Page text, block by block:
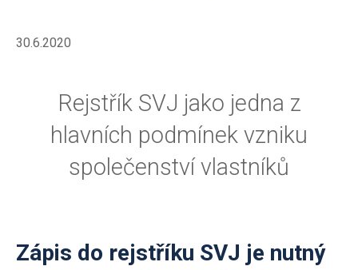
30.6.2020
Rejstřík SVJ jako jedna z
hlavních podmínek vzniku
společenství vlastníků
Zápis do rejstříku SVJ je nutný